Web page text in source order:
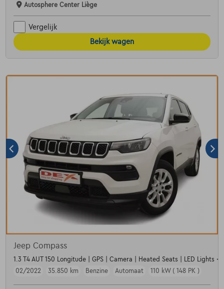
Autosphere Center Liège
Vergelijk
Bekijk wagen
Jeep Compass
1.3 T4 AUT 150 Longitude | GPS | Camera | Heated Seats | LED Lights
02/2022
35.850 km Benzine Automaat 110 kW ( 148 PK )